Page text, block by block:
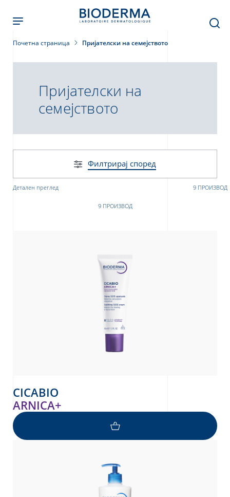
content
Почетна страница Пријателски на семејството
Пријателски на
семејството
Филтрирај според
Детален преглед 9 ПРОИЗВОД
9 ПРОИЗВОД
CICABIO
ARNICA+